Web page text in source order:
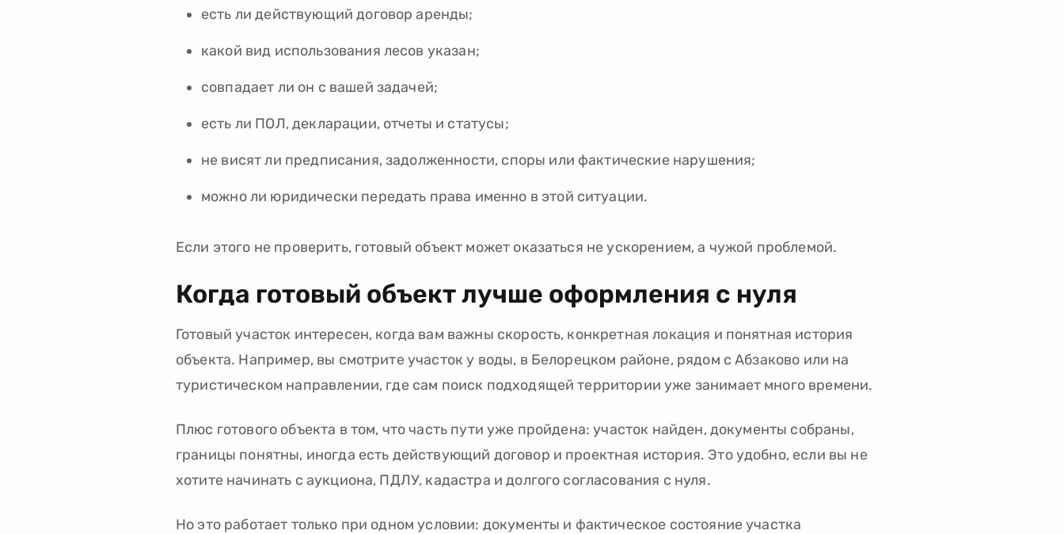
есть ли действующий договор аренды;
какой вид использования лесов указан;
совпадает ли он с вашей задачей;
есть ли ПОЛ, декларации, отчеты и статусы;
не висят ли предписания, задолженности, споры или фактические нарушения;
можно ли юридически передать права именно в этой ситуации.
Если этого не проверить, готовый объект может оказаться не ускорением, а чужой проблемой.
Когда готовый объект лучше оформления с нуля
Готовый участок интересен, когда вам важны скорость, конкретная локация и понятная история
объекта. Например, вы смотрите участок у воды, в Белорецком районе, рядом с Абзаково или на
туристическом направлении, где сам поиск подходящей территории уже занимает много времени.
Плюс готового объекта в том, что часть пути уже пройдена: участок найден, документы собраны,
границы понятны, иногда есть действующий договор и проектная история. Это удобно, если вы не
хотите начинать с аукциона, ПДЛУ, кадастра и долгого согласования с нуля.
Но это работает только при одном условии: документы и фактическое состояние участка